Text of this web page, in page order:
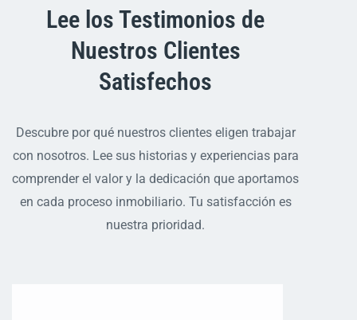
Lee los Testimonios de
Nuestros Clientes
Satisfechos
Descubre por qué nuestros clientes eligen trabajar
con nosotros. Lee sus historias y experiencias para
comprender el valor y la dedicación que aportamos
en cada proceso inmobiliario. Tu satisfacción es
nuestra prioridad.